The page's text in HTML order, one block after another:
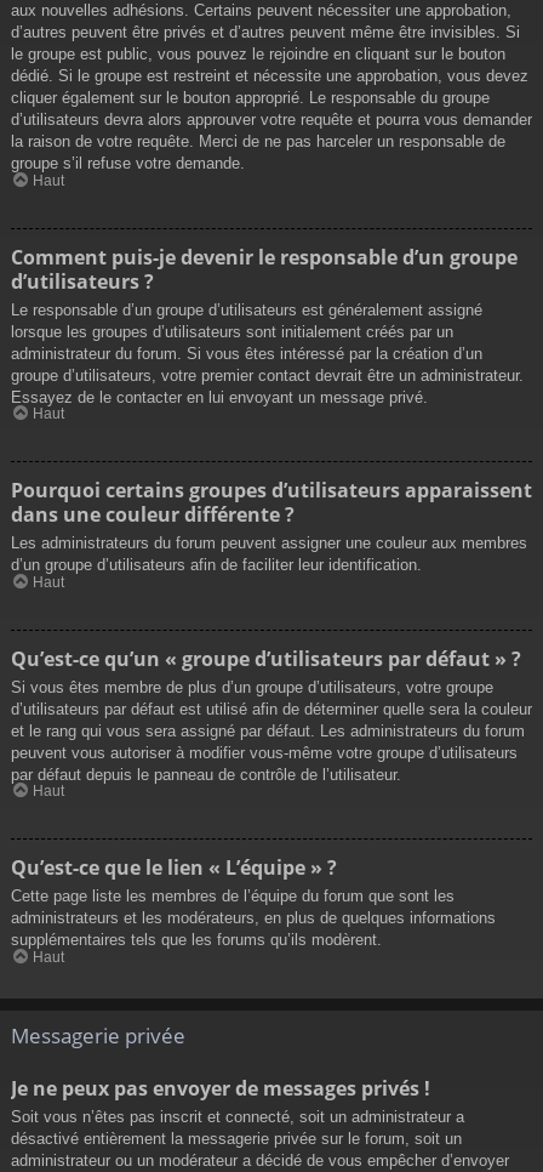
aux nouvelles adhésions. Certains peuvent nécessiter une approbation,
d’autres peuvent être privés et d’autres peuvent même être invisibles. Si
le groupe est public, vous pouvez le rejoindre en cliquant sur le bouton
dédié. Si le groupe est restreint et nécessite une approbation, vous devez
cliquer également sur le bouton approprié. Le responsable du groupe
d’utilisateurs devra alors approuver votre requête et pourra vous demander
la raison de votre requête. Merci de ne pas harceler un responsable de
groupe s’il refuse votre demande.
Haut
Comment puis-je devenir le responsable d’un groupe
d’utilisateurs ?
Le responsable d’un groupe d’utilisateurs est généralement assigné
lorsque les groupes d’utilisateurs sont initialement créés par un
administrateur du forum. Si vous êtes intéressé par la création d’un
groupe d’utilisateurs, votre premier contact devrait être un administrateur.
Essayez de le contacter en lui envoyant un message privé.
Haut
Pourquoi certains groupes d’utilisateurs apparaissent
dans une couleur différente ?
Les administrateurs du forum peuvent assigner une couleur aux membres
d’un groupe d’utilisateurs afin de faciliter leur identification.
Haut
Qu’est-ce qu’un « groupe d’utilisateurs par défaut » ?
Si vous êtes membre de plus d’un groupe d’utilisateurs, votre groupe
d’utilisateurs par défaut est utilisé afin de déterminer quelle sera la couleur
et le rang qui vous sera assigné par défaut. Les administrateurs du forum
peuvent vous autoriser à modifier vous-même votre groupe d’utilisateurs
par défaut depuis le panneau de contrôle de l’utilisateur.
Haut
Qu’est-ce que le lien « L’équipe » ?
Cette page liste les membres de l’équipe du forum que sont les
administrateurs et les modérateurs, en plus de quelques informations
supplémentaires tels que les forums qu’ils modèrent.
Haut
Messagerie privée
Je ne peux pas envoyer de messages privés !
Soit vous n’êtes pas inscrit et connecté, soit un administrateur a
désactivé entièrement la messagerie privée sur le forum, soit un
administrateur ou un modérateur a décidé de vous empêcher d’envoyer